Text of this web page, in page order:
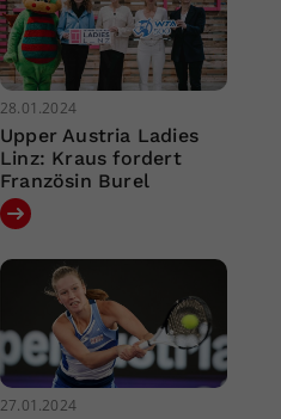
28.01.2024
Upper Austria Ladies
Linz: Kraus fordert
Französin Burel
27.01.2024